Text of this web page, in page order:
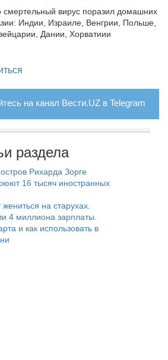
смертельный вирус поразил домашних
Индии, Израиле, Венгрии, Польше,
Дании, Хорватиии
на канал Вести.UZ в Telegram
раздела
Рихарда Зорге
16 тысяч иностранных
на старухах.
4 миллиона зарплаты.
и как использовать в